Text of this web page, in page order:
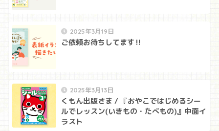
2025年3月19日
ご依頼お待ちしてます‼
2025年3月13日
くもん出版さま / 『おやこではじめるシー
ルでレッスン(いきもの・たべもの)』中面イ
ラスト